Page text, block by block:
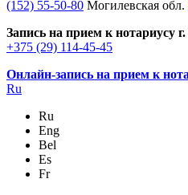
(152) 55-50-80 Могилевская обл.
Запись на прием к нотариусу
+375 (29) 114-45-45
Онлайн-запись на прием к
Ru
Ru
Eng
Bel
Es
Fr